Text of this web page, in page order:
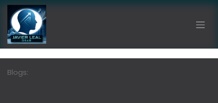
Ir al contenido
Blogs: